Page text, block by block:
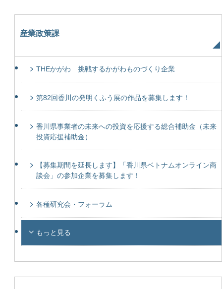
産業政策課
THEかがわ 挑戦するかがわものづくり企業
第82回香川の発明くふう展の作品を募集します！
香川県事業者の未来への投資を応援する総合補助金（未来
投資応援補助金）
【募集期間を延長します】「香川県ベトナムオンライン商
談会」の参加企業を募集します！
各種研究会・フォーラム
もっと見る